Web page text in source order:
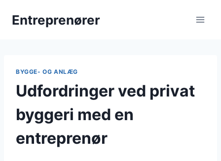
Entreprenører
BYGGE- OG ANLÆG
Udfordringer ved privat
byggeri med en
entreprenør